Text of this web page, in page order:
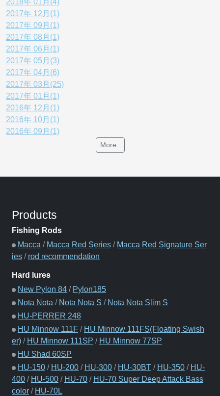
2018年 01月(4)
2017年 12月(1)
2017年 09月(1)
2017年 08月(1)
2017年 06月(1)
2017年 05月(3)
2017年 04月(6)
2017年 03月(25)
2017年 01月(1)
2016年 12月(1)
2016年 10月(1)
2016年 09月(1)
More..
Products
Fishing Rods
Macca / Macca Red Series / Macca Red Signature Ser
ies / rod recommendation
Hard lures
New Pylon 84 / Pylon185
Nota Nota / Nota Nota S / Nota Nota Slim S
HU-PERRER 248
HU Minnow 111F / HU Minnow 111FS(Floating Swish
er) / HU Minnow 111SP / HU Minnow 77SP
HU Shad 60SP
HU-150 / HU-200 / HU-300 / HU-30BT / HU-350 / HU-
400 / HU-500 / HU-70 / HU-70 Super Deep Attack Bass
color / HU-70L